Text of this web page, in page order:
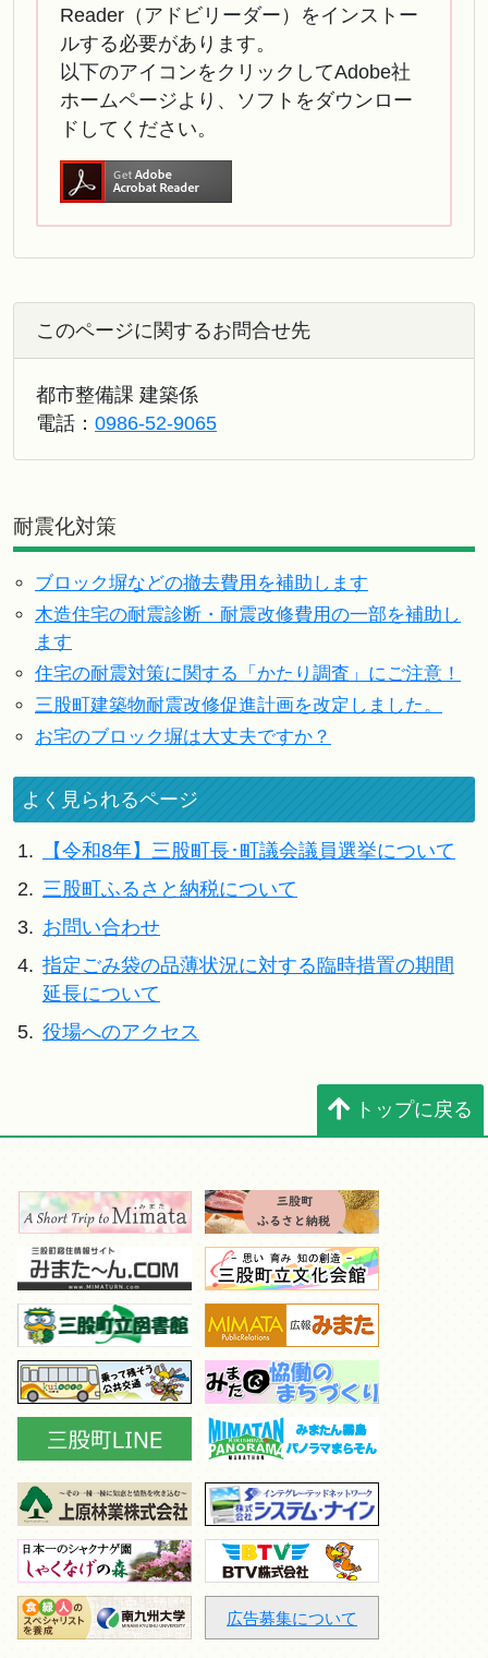
Reader（アドビリーダー）をインストー
ルする必要があります。
以下のアイコンをクリックしてAdobe社
ホームページより、ソフトをダウンロー
ドしてください。
このページに関するお問合せ先
都市整備課 建築係
電話： 0986-52-9065
耐震化対策
ブロック塀などの撤去費用を補助します
木造住宅の耐震診断・耐震改修費用の一部を補助し
ます
住宅の耐震対策に関する「かたり調査」にご注意！
三股町建築物耐震改修促進計画を改定しました。
お宅のブロック塀は大丈夫ですか？
よく見られるページ
1.
【令和8年】三股町長･町議会議員選挙について
2. 三股町ふるさと納税について
3. お問い合わせ
4. 指定ごみ袋の品薄状況に対する臨時措置の期間
延長について
5. 役場へのアクセス
トップに戻る
広告募集について